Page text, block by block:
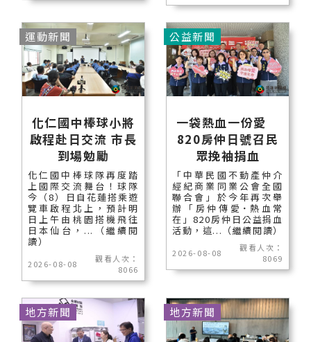
化仁國中棒球小將
啟程赴日交流 市長
到場勉勵
化仁國中棒球隊再度踏
上國際交流舞台！球隊
今（8）日自花蓮搭乘遊
覽車啟程北上，預計明
日上午由桃園搭機飛往
日本仙台，...（繼續閱
讀）
2026-08-08
觀看人次：
8066
運動新聞
一袋熱血一份愛
820房仲日號召民
眾挽袖捐血
「中華民國不動產仲介
經紀商業同業公會全國
聯合會」於今年再次舉
辦「房仲傳愛˙熱血常
在」820房仲日公益捐血
活動，這...（繼續閱讀）
2026-08-08
觀看人次：
8069
公益新聞
地方新聞 地方新聞